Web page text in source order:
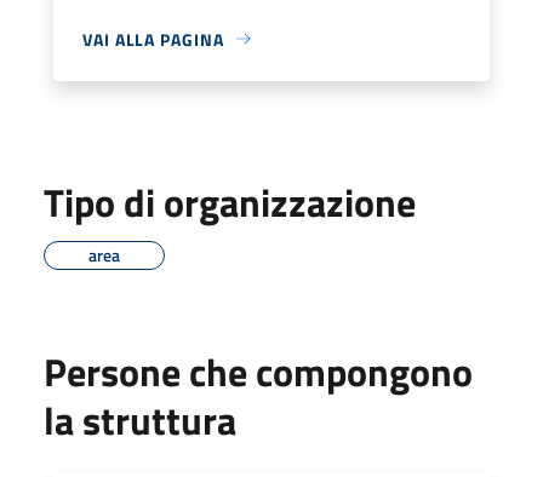
VAI ALLA PAGINA
Tipo di organizzazione
area
Persone che compongono
la struttura